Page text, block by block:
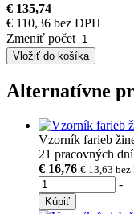
€ 135,74
€ 110,36 bez DPH
Zmeniť počet
Vložiť do košíka
Alternatívne
Vzorník farieb
21 pracovných dní
€ 16,76 € 13,63 bez
-
Kúpiť